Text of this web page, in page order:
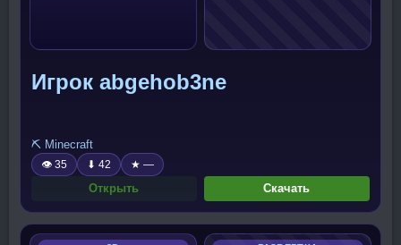
Игрок abgehob3ne
⛏️ Minecraft
👁 35 ⬇ 42 ★ —
Открыть Скачать